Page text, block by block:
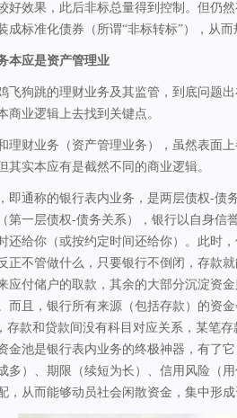
好效果，此后非标总量得到控制。但仍
成标准化债券（所谓“非标转标”），从而
本应是资产管理业
飞狗跳的理财业务及其监管，到底问题
商业逻辑上去找到关键点。
理财业务（资产管理业务），虽然表面
其实本应有是截然不同的商业逻辑。
即通称的银行表内业务，是两层债权-债
第一层债权-债务关系），银行以自身信
还给你（或按约定时间还给你）。此时
正不管做什么，只要银行不倒闭，存款
应付储户的取款，其余的大部分沉淀资
而且，银行所有来源（包括存款）的资
存款和贷款间没有科目对应关系，某笔
金池是银行表内业务的终极神器，有了
多）、期限（续短为长）、信用风险（
，从而能够动员社会闲散资金，集中形成